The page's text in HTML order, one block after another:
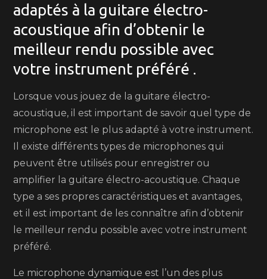
adaptés à la guitare électro-
acoustique afin d’obtenir le
meilleur rendu possible avec
votre instrument préféré .
Lorsque vous jouez de la guitare électro-
acoustique, il est important de savoir quel type de
microphone est le plus adapté à votre instrument.
Il existe différents types de microphones qui
peuvent être utilisés pour enregistrer ou
amplifier la guitare électro-acoustique. Chaque
type a ses propres caractéristiques et avantages,
et il est important de les connaître afin d’obtenir
le meilleur rendu possible avec votre instrument
préféré.
Le microphone dynamique est l’un des plus